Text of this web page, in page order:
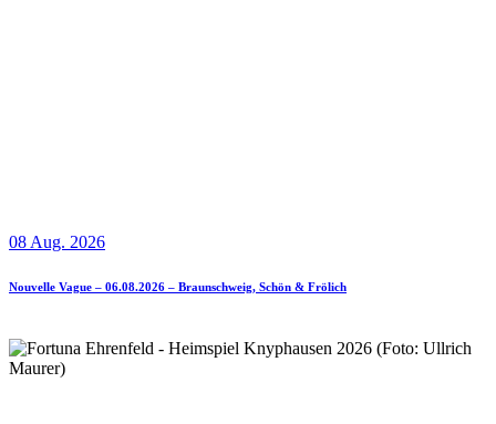
08 Aug. 2026
Nouvelle Vague – 06.08.2026 – Braunschweig, Schön & Frölich